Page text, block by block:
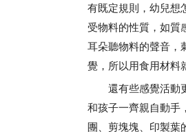
有既定規則，幼兒想
受物料的性質，如質
耳朵聽物料的聲音，
覺，所以用食用材料
還有些感覺活動更
和孩子一齊親自動手
團、剪塊塊、印製葉